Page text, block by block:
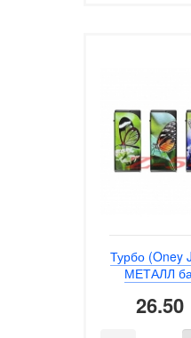
Турбо (Oney
МЕТАЛЛ
26.50